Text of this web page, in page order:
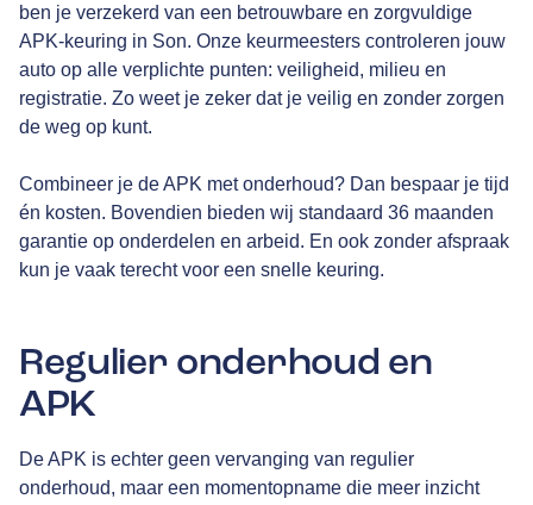
ben je verzekerd van een betrouwbare en zorgvuldige
APK-keuring in Son. Onze keurmeesters controleren jouw
auto op alle verplichte punten: veiligheid, milieu en
registratie. Zo weet je zeker dat je veilig en zonder zorgen
de weg op kunt.
Combineer je de APK met onderhoud? Dan bespaar je tijd
én kosten. Bovendien bieden wij standaard 36 maanden
garantie op onderdelen en arbeid. En ook zonder afspraak
kun je vaak terecht voor een snelle keuring.
Regulier onderhoud en
APK
De APK is echter geen vervanging van regulier
onderhoud, maar een momentopname die meer inzicht